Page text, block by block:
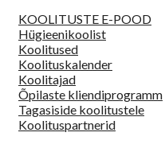
KOOLITUSTE E-POOD
Hügieenikoolist
Koolitused
Koolituskalender
Koolitajad
Õpilaste kliendiprogramm
Tagasiside koolitustele
Koolituspartnerid